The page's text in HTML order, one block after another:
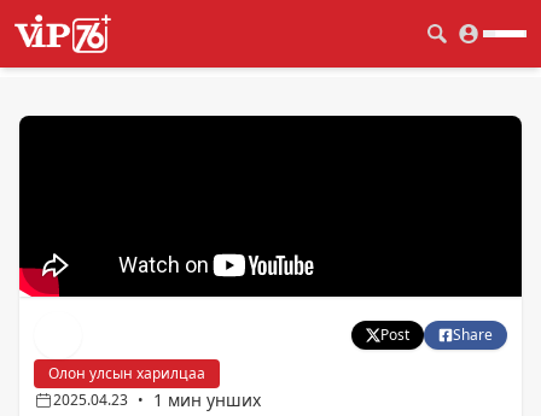
Post
Share
Олон улсын харилцаа
2025.04.23 • 1 мин унших